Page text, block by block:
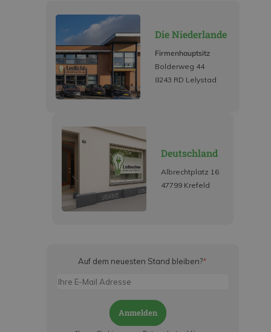
Die Niederlande
Firmenhauptsitz
Bolderweg 44
8243 RD Lelystad
Deutschland
Albrechtplatz 16
47799 Krefeld
Auf dem neuesten Stand bleiben?*
Anmelden